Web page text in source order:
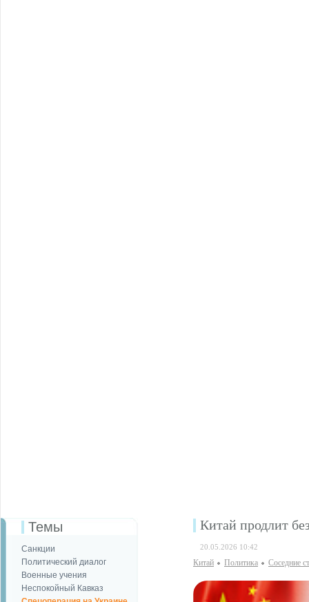
Темы
Санкции
Политический диалог
Военные учения
Неспокойный Кавказ
Китай продлит
20.05.2026 10:42
Китай Политика Соседние